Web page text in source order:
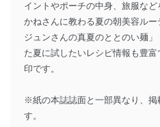
イントやポーチの中身、旅服な
かねさんに教わる夏の朝美容ル
ジュンさんの真夏のととのい麺
た夏に試したいレシピ情報も豊
印です。
※紙の本誌誌面と一部異なり、掲
す。